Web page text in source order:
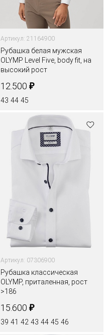
Артикул: 21164900
Рубашка белая мужская
OLYMP Level Five, body fit, на
высокий рост
12.500 ₽
43 44 45
Артикул: 07306900
Рубашка классическая
OLYMP, приталенная, рост
>186
15.600 ₽
39 41 42 43 44 45 46